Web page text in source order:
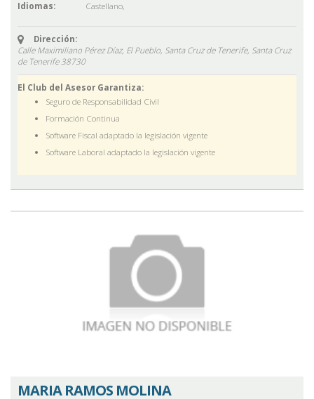
Idiomas: Castellano,
Dirección:
Calle Maximiliano Pérez Díaz, El Pueblo, Santa Cruz de Tenerife, Santa Cruz
de Tenerife 38730
El Club del Asesor Garantiza:
Seguro de Responsabilidad Civil
Formación Continua
Software Fiscal adaptado la legislación vigente
Software Laboral adaptado la legislación vigente
MARIA RAMOS MOLINA